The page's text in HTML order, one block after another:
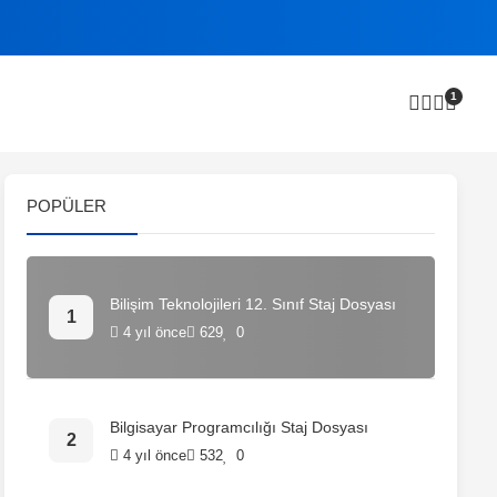
1
POPÜLER
Bilişim Teknolojileri 12. Sınıf Staj Dosyası
4 yıl önce 629 0
Bilgisayar Programcılığı Staj Dosyası
4 yıl önce 532 0